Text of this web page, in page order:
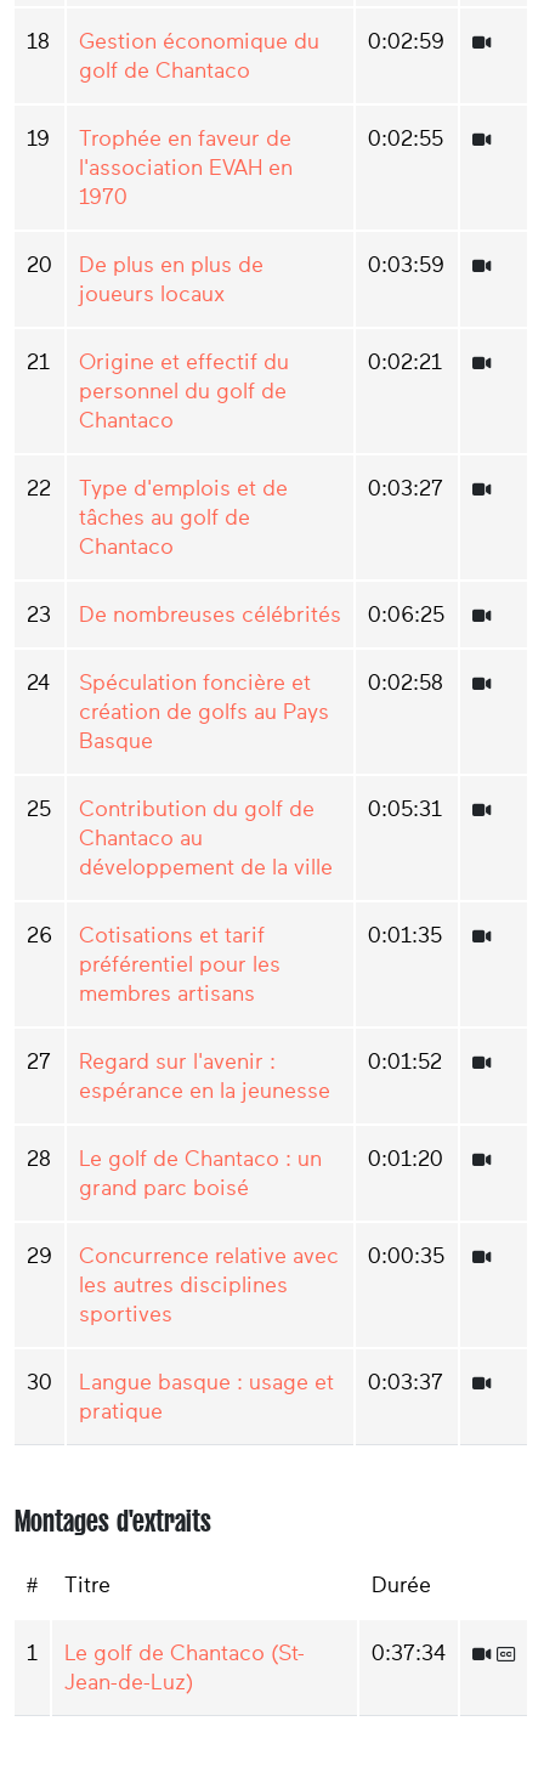
18
Gestion économique du
golf de Chantaco
0:02:59
19
Trophée en faveur de
l'association EVAH en
1970
0:02:55
20
De plus en plus de
joueurs locaux
0:03:59
21
Origine et effectif du
personnel du golf de
Chantaco
0:02:21
22
Type d'emplois et de
tâches au golf de
Chantaco
0:03:27
23 De nombreuses célébrités 0:06:25
24
Spéculation foncière et
création de golfs au Pays
Basque
0:02:58
25
Contribution du golf de
Chantaco au
développement de la ville
0:05:31
26
Cotisations et tarif
préférentiel pour les
membres artisans
0:01:35
27
Regard sur l'avenir :
espérance en la jeunesse
0:01:52
28
Le golf de Chantaco : un
grand parc boisé
0:01:20
29
Concurrence relative avec
les autres disciplines
sportives
0:00:35
30
Langue basque : usage et
pratique
0:03:37
Montages d'extraits
# Titre Durée
1
Le golf de Chantaco (St-
Jean-de-Luz)
0:37:34